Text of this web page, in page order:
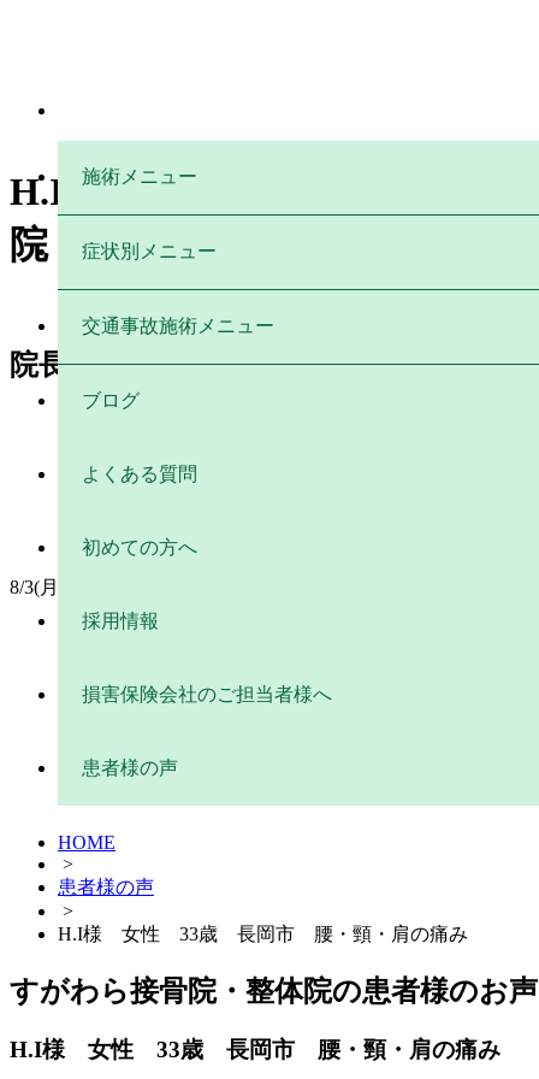
施術メニュー
症状別メニュー
交通事故施術メニュー
ブログ
よくある質問
初めての方へ
採用情報
損害保険会社のご担当者様へ
患者様の声
H.I様 女性 33歳 長岡市 腰
院
院長：菅原 秀昭
8/3(月)17時以降お休み、8/11(火)祝～8/13(木)お休み、8/19(水)
HOME
>
患者様の声
>
H.I様 女性 33歳 長岡市 腰・頸・肩の痛み
すがわら接骨院・整体院の患者様のお声
H.I様 女性 33歳 長岡市 腰・頸・肩の痛み